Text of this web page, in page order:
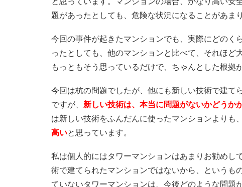
題があったとしても、危険な状況になることがあま
今回の事件が起きたマンションでも、実際にどのく
ったとしても、他のマンションと比べて、それほど
もっともそう思っているだけで、ちゃんとした根拠
今回は杭の問題でしたが、他にも新しい技術で建て
ですが、 新しい技術は、本当に問題がないかどうか
は新しい技術をふんだんに使ったマンションよりも、
高いと思っています。
私は個人的にはタワーマンションはあまりお勧めし
術で建てられたマンションではないから、というも
ていないタワーマンションは、今後どのような問題